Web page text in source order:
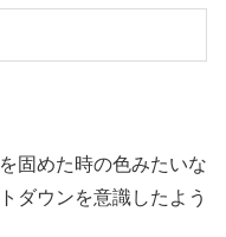
固めた時の色みたいな
ダウンを意識したよう